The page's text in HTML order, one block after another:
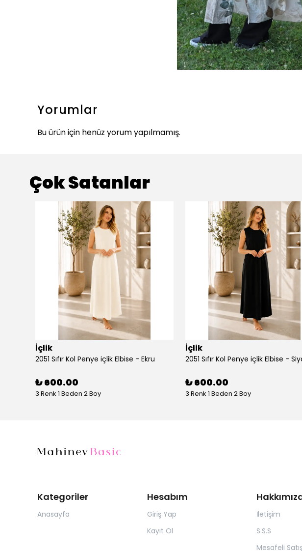
Yorumlar
Bu ürün için henüz yorum yapılmamış.
Çok Satanlar
İçlik
2051 Sıfır Kol Penye içlik Elbise - Ekru
₺ 600.00
3 Renk 1 Beden 2 Boy
İçlik
2051 Sıfır Kol Penye içlik Elbise -
₺ 600.00
3 Renk 1 Beden 2 Boy
Kategoriler
Anasayfa
Hesabım
Giriş Yap
Kayıt Ol
İletişim
S.S.S
Mesafeli